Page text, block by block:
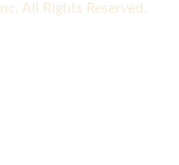
All Rights Reserved.